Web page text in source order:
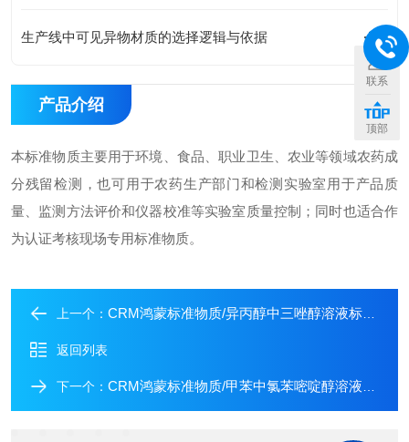
生产线中可见异物材质的选择逻辑与依据
产品介绍
本标准物质主要用于环境、食品、职业卫生、农业等领域农药成
分残留检测，也可用于农药生产部门和检测实验室用于产品质
量、监测方法评价和仪器校准等实验室质量控制；同时也适合作
为认证考核现场专用标准物质。
上一个： CRM鸿蒙标准物质/异丙醇中三唑醇溶液标准物质
返回列表
下一个： CRM鸿蒙标准物质/甲苯中氯苯嘧啶醇溶液标准物质
联系
顶部